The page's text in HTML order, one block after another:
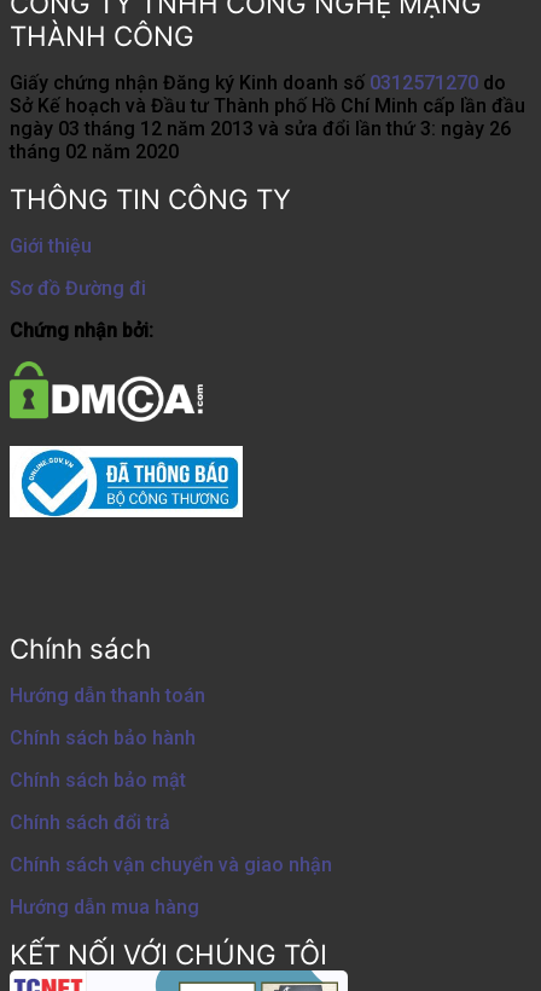
THÀNH CÔNG
Giấy chứng nhận Đăng ký Kinh doanh số 0312571270 do
Sở Kế hoạch và Đầu tư Thành phố Hồ Chí Minh cấp lần đầu
ngày 03 tháng 12 năm 2013 và sửa đổi lần thứ 3: ngày 26
tháng 02 năm 2020
THÔNG TIN CÔNG TY
Giới thiệu
Sơ đồ Đường đi
Chứng nhận bởi:
Chính sách
Hướng dẫn thanh toán
Chính sách bảo hành
Chính sách bảo mật
Chính sách đổi trả
Chính sách vận chuyển và giao nhận
Hướng dẫn mua hàng
KẾT NỐI VỚI CHÚNG TÔI